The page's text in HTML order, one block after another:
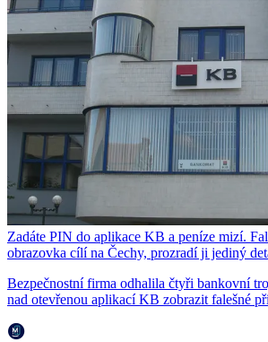
Zadáte PIN do aplikace KB a peníze mizí.
obrazovka cílí na Čechy, prozradí ji jediný
Bezpečnostní firma odhalila čtyři bankovní
nad otevřenou aplikací KB zobrazit falešné